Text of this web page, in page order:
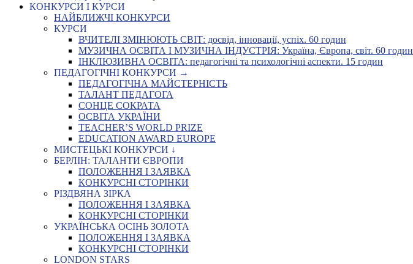
КОНКУРСИ І КУРСИ
НАЙБЛИЖЧІ КОНКУРСИ
КУРСИ
ВЧИТЕЛІ ЗМІНЮЮТЬ СВІТ: досвід, інновації, успіх. 60 годин
МУЗИЧНА ОСВІТА І МУЗИЧНА ІНДУСТРІЯ: Україна, Європа, світ. 60 годин
ІНКЛЮЗИВНА ОСВІТА: педагогічні та психологічні аспекти. 15 годин
ПЕДАГОГІЧНІ КОНКУРСИ →
ПЕДАГОГІЧНА МАЙСТЕРНІСТЬ
ТАЛАНТ ПЕДАГОГА
СОНЦЕ СОКРАТА
ОСВІТА УКРАЇНИ
TEACHER’S WORLD PRIZE
EDUCATION AWARD EUROPE
МИСТЕЦЬКІ КОНКУРСИ ↓
БЕРЛІН: ТАЛАНТИ ЄВРОПИ
ПОЛОЖЕННЯ І ЗАЯВКА
КОНКУРСНІ СТОРІНКИ
РІЗДВЯНА ЗІРКА
ПОЛОЖЕННЯ І ЗАЯВКА
КОНКУРСНІ СТОРІНКИ
УКРАЇНСЬКА ОСІНЬ ЗОЛОТА
ПОЛОЖЕННЯ І ЗАЯВКА
КОНКУРСНІ СТОРІНКИ
LONDON STARS